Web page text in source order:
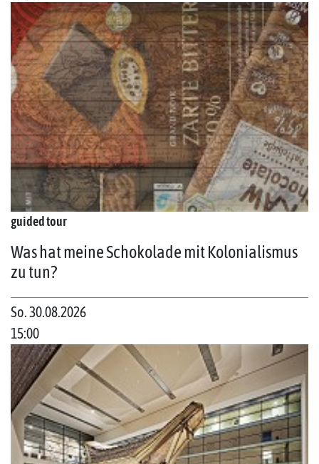
guided tour
Was hat meine Schokolade mit Kolonialismus
zu tun?
So. 30.08.2026
15:00